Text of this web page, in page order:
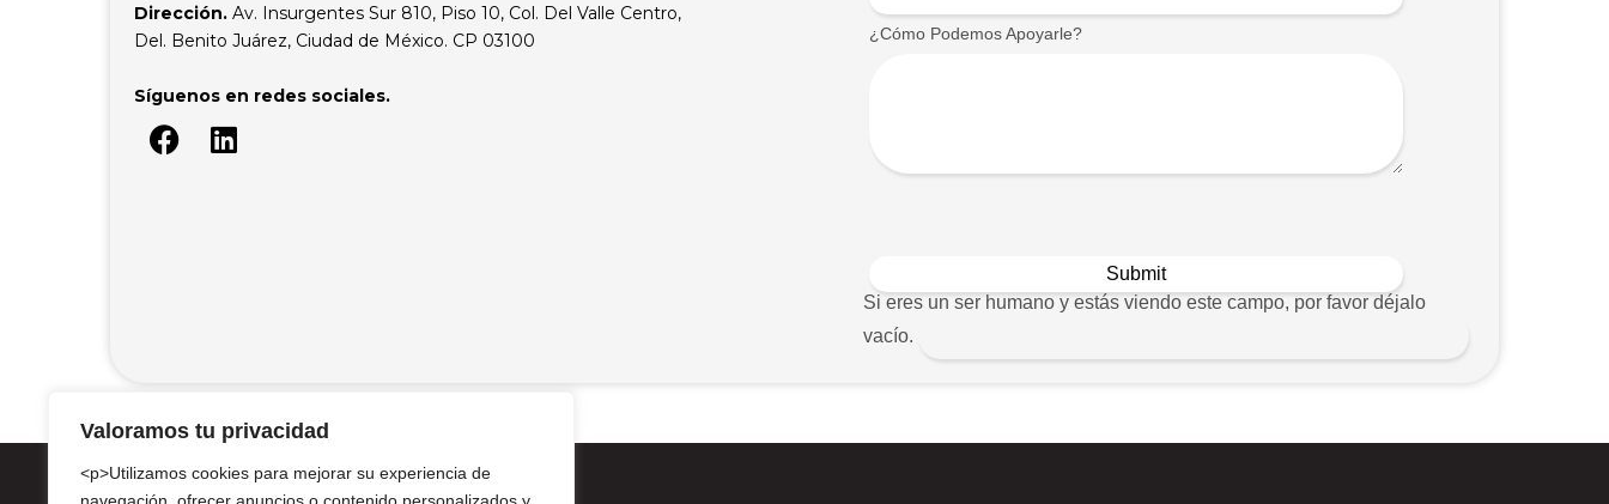
Valoramos tu privacidad
<p>Utilizamos cookies para mejorar su experiencia de
Dirección. Av. Insurgentes Sur 810, Piso 10, Col. Del Valle Centro,
Del. Benito Juárez, Ciudad de México. CP 03100
Síguenos en redes sociales.
¿Cómo Podemos Apoyarle?
Si eres un ser humano y estás viendo este campo, por favor déjalo
vacío.